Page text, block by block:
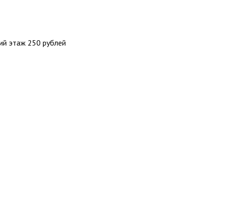
этаж 250 рублей